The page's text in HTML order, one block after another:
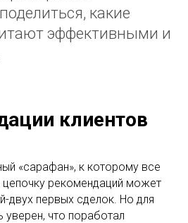
какие
эффективными и
клиентов
«сарафан», к которому все
цепочку рекомендаций может
двух первых сделок. Но для
что поработал